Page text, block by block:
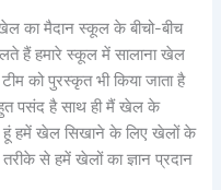
का मैदान स्कूल के बीचो-बीच
हैं हमारे स्कूल में सालाना खेल
को पुरस्कृत भी किया जाता है
पसंद है साथ ही मैं खेल के
हूं हमें खेल सिखाने के लिए खेलों के
तरीके से हमें खेलों का ज्ञान प्रदान